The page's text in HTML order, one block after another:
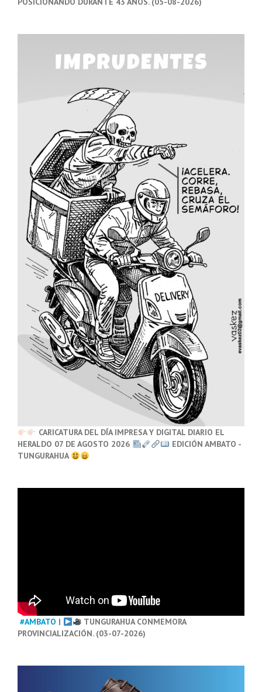
CARICATURA DEL DÍA IMPRESA Y DIGITAL DIARIO EL
HERALDO 07 DE AGOSTO 2026
EDICIÓN AMBATO -
TUNGURAHUA
#AMBATO |
TUNGURAHUA CONMEMORA
PROVINCIALIZACIÓN. (03-07-2026)